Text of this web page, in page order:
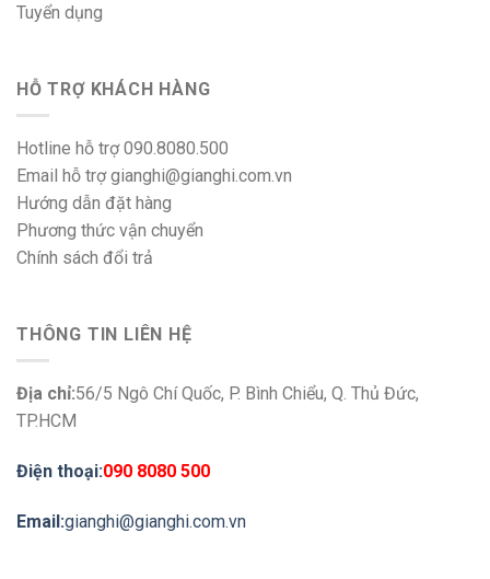
Tuyển dụng
HỖ TRỢ KHÁCH HÀNG
Hotline hỗ trợ 090.8080.500
Email hỗ trợ gianghi@gianghi.com.vn
Hướng dẫn đặt hàng
Phương thức vận chuyển
Chính sách đổi trả
THÔNG TIN LIÊN HỆ
Địa chỉ:56/5 Ngô Chí Quốc, P. Bình Chiểu, Q. Thủ Đức,
TP.HCM
Điện thoại:090 8080 500
Email:gianghi@gianghi.com.vn